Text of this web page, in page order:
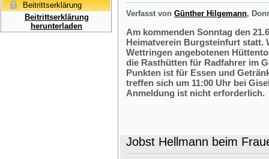
Beitrittserklärung
Beitrittserklärung
herunterladen
Verfasst von Günther Hilgemann,
Am kommenden Sonntag den
Heimatverein Burgsteinfurt statt.
Wettringen angebotenen
die Rasthütten für Radfahrer im
Punkten ist für Essen und
treffen sich um 11:00 Uhr bei
Anmeldung ist nicht erforderlich.
Jobst Hellmann beim